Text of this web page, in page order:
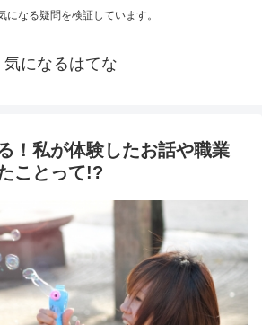
になる疑問を検証しています。
気になるはてな
！私が体験したお話や職業
ことって!?